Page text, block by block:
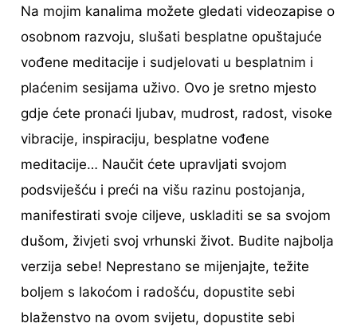
Na mojim kanalima možete gledati videozapise o
osobnom razvoju, slušati besplatne opuštajuće
vođene meditacije i sudjelovati u besplatnim i
plaćenim sesijama uživo. Ovo je sretno mjesto
gdje ćete pronaći ljubav, mudrost, radost, visoke
vibracije, inspiraciju, besplatne vođene
meditacije… Naučit ćete upravljati svojom
podsviješću i preći na višu razinu postojanja,
manifestirati svoje ciljeve, uskladiti se sa svojom
dušom, živjeti svoj vrhunski život. Budite najbolja
verzija sebe! Neprestano se mijenjajte, težite
boljem s lakoćom i radošću, dopustite sebi
blaženstvo na ovom svijetu, dopustite sebi